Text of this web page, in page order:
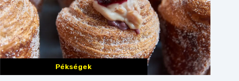
Pékségek